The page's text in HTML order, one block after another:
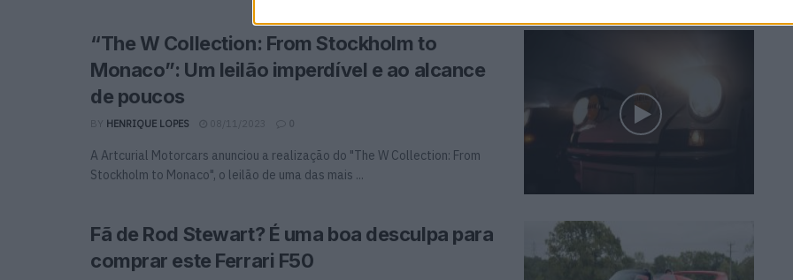
“The W Collection: From Stockholm to
Monaco”: Um leilão imperdível e ao alcance
de poucos
BY HENRIQUE LOPES 08/11/2023 0
A Artcurial Motorcars anunciou a realização do "The W Collection: From
Stockholm to Monaco", o leilão de uma das mais ...
Fã de Rod Stewart? É uma boa desculpa para
comprar este Ferrari F50